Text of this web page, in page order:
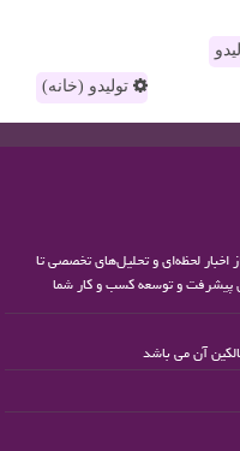
تولیدو (خانه)
اخبار لحظه‌ای و تحلیل‌های تخصصی تا
پیشرفت و توسعه کسب و کار شما